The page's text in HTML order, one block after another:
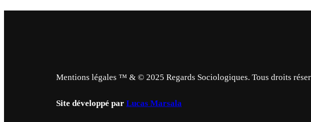
Mentions légales ™ & © 2025 Regards Sociologiques. Tous droits
Site développé par Lucas Marsala